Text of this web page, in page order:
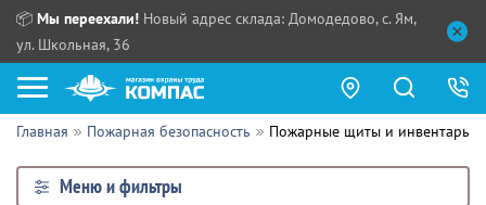
📦 Мы переехали! Новый адрес склада: Домодедово, с. Ям,
ул. Школьная, 36
Как купить?
Прайс-листы
Главная Пожарная безопасность Пожарные щиты и инвентарь
Меню и фильтры